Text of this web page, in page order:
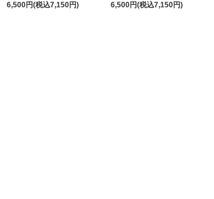
6,500円(税込7,150円)
6,500円(税込7,150円)